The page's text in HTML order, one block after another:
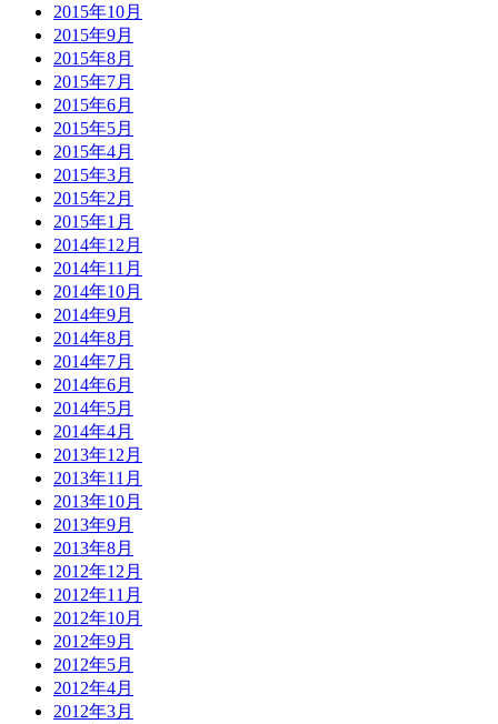
2015年10月
2015年9月
2015年8月
2015年7月
2015年6月
2015年5月
2015年4月
2015年3月
2015年2月
2015年1月
2014年12月
2014年11月
2014年10月
2014年9月
2014年8月
2014年7月
2014年6月
2014年5月
2014年4月
2013年12月
2013年11月
2013年10月
2013年9月
2013年8月
2012年12月
2012年11月
2012年10月
2012年9月
2012年5月
2012年4月
2012年3月